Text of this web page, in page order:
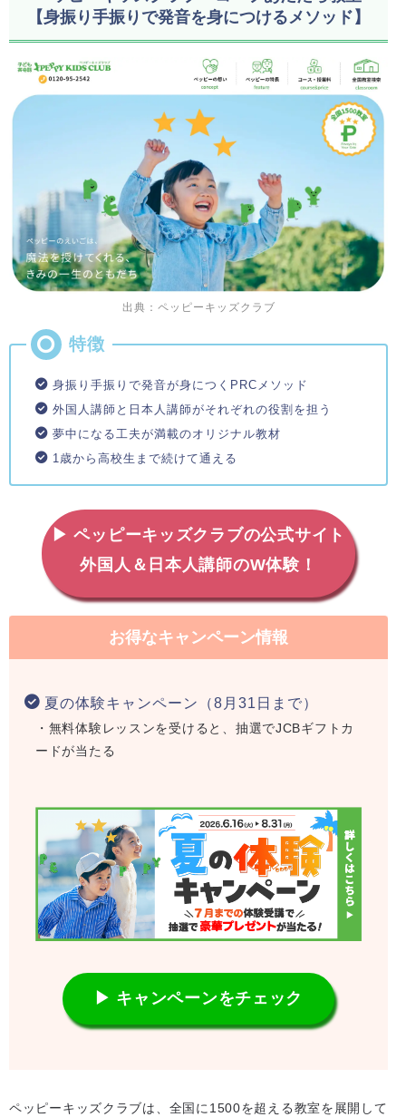
【身振り手振りで発音を身につけるメソッド】
出典：ペッピーキッズクラブ
身振り手振りで発音が身につくPRCメソッド
外国人講師と日本人講師がそれぞれの役割を担う
夢中になる工夫が満載のオリジナル教材
1歳から高校生まで続けて通える
▶ ペッピーキッズクラブの公式サイト
外国人＆日本人講師のW体験！
お得なキャンペーン情報
夏の体験キャンペーン（8月31日まで）
・無料体験レッスンを受けると、抽選でJCBギフトカ
ードが当たる
▶ キャンペーンをチェック
ペッピーキッズクラブは、全国に1500を超える教室を展開して